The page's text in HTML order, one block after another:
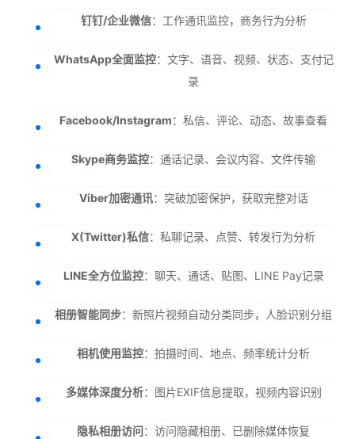
钉钉/企业微信：工作通讯监控，商务行为分析
WhatsApp全面监控：文字、语音、视频、状态、支付记
录
Facebook/Instagram：私信、评论、动态、故事查看
Skype商务监控：通话记录、会议内容、文件传输
Viber加密通讯：突破加密保护，获取完整对话
X(Twitter)私信：私聊记录、点赞、转发行为分析
LINE全方位监控：聊天、通话、贴图、LINE Pay记录
相册智能同步：新照片视频自动分类同步，人脸识别分组
相机使用监控：拍摄时间、地点、频率统计分析
多媒体深度分析：图片EXIF信息提取，视频内容识别
隐私相册访问：访问隐藏相册、已删除媒体恢复